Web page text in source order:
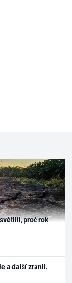
proč rok
a další zranil.